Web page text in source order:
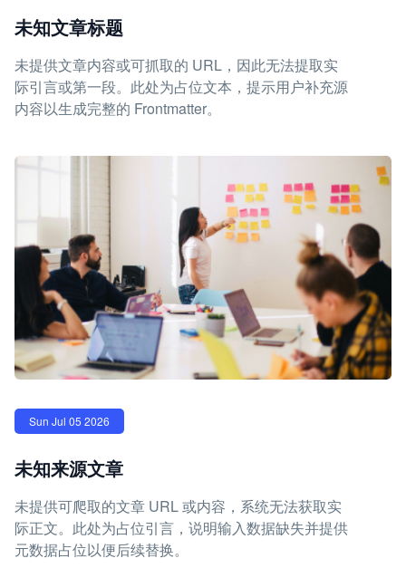
未知文章标题
未提供文章内容或可抓取的 URL，因此无法提取实
际引言或第一段。此处为占位文本，提示用户补充源
内容以生成完整的 Frontmatter。
Sun Jul 05 2026
未知来源文章
未提供可爬取的文章 URL 或内容，系统无法获取实
际正文。此处为占位引言，说明输入数据缺失并提供
元数据占位以便后续替换。